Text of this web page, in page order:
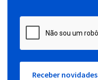
Receber novidades